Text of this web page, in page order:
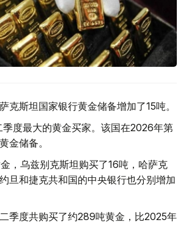
克斯坦国家银行黄金储备增加了15吨。
度最大的黄金买家。该国在2026年第
金储备。
，乌兹别克斯坦购买了16吨，哈萨克
旦和捷克共和国的中央银行也分别增加
季度共购买了约289吨黄金，比2025年